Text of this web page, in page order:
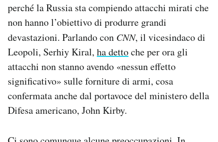
perché la Russia sta compiendo attacchi mirati che
non hanno l’obiettivo di produrre grandi
devastazioni. Parlando con CNN, il vicesindaco di
Leopoli, Serhiy Kiral, ha dettoche per ora gli
attacchi non stanno avendo «nessun effetto
significativo» sulle forniture di armi, cosa
confermata anche dal portavoce del ministero della
Difesa americano, John Kirby.